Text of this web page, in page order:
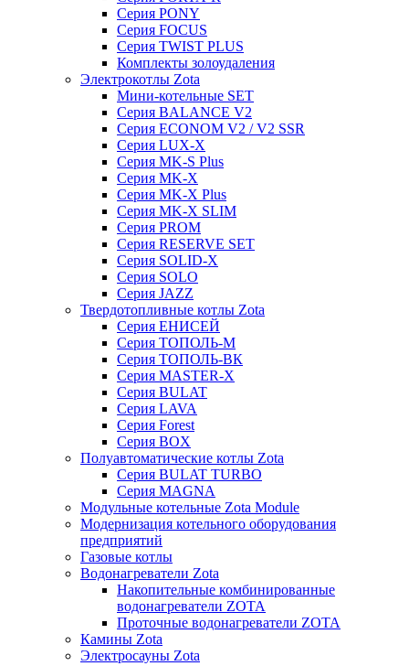
Серия PONY
Серия FOCUS
Серия TWIST PLUS
Комплекты золоудаления
Электрокотлы Zota
Мини-котельные SET
Серия BALANCE V2
Серия ECONOM V2 / V2 SSR
Серия LUX-X
Серия MK-S Plus
Серия MK-X
Серия MK-X Plus
Серия MK-X SLIM
Серия PROM
Серия RESERVE SET
Серия SOLID-X
Серия SOLO
Серия JAZZ
Твердотопливные котлы Zota
Серия ЕНИСЕЙ
Серия ТОПОЛЬ-М
Серия ТОПОЛЬ-ВК
Серия MASTER-X
Серия BULAT
Серия LAVA
Серия Forest
Серия BOX
Полуавтоматические котлы Zota
Серия BULAT TURBO
Серия MAGNA
Модульные котельные Zota Module
Модернизация котельного оборудования
предприятий
Газовые котлы
Водонагреватели Zota
Накопительные комбинированные
водонагреватели ZOTA
Проточные водонагреватели ZOTA
Камины Zota
Электросауны Zota